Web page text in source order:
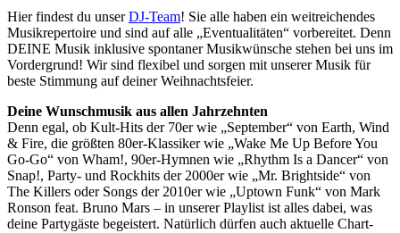
Hier findest du unserDJ-Team! Sie alle haben ein weitreichendes
Musikrepertoire und sind auf alle „Eventualitäten“ vorbereitet. Denn
DEINE Musik inklusive spontaner Musikwünsche stehen bei uns im
Vordergrund! Wir sind flexibel und sorgen mit unserer Musik für
beste Stimmung auf deiner Weihnachtsfeier.
Deine Wunschmusik aus allen Jahrzehnten
Denn egal, ob Kult-Hits der 70er wie „September“ von Earth, Wind
& Fire, die größten 80er-Klassiker wie „Wake Me Up Before You
Go-Go“ von Wham!, 90er-Hymnen wie „Rhythm Is a Dancer“ von
Snap!, Party- und Rockhits der 2000er wie „Mr. Brightside“ von
The Killers oder Songs der 2010er wie „Uptown Funk“ von Mark
Ronson feat. Bruno Mars – in unserer Playlist ist alles dabei, was
deine Partygäste begeistert. Natürlich dürfen auch aktuelle Chart-